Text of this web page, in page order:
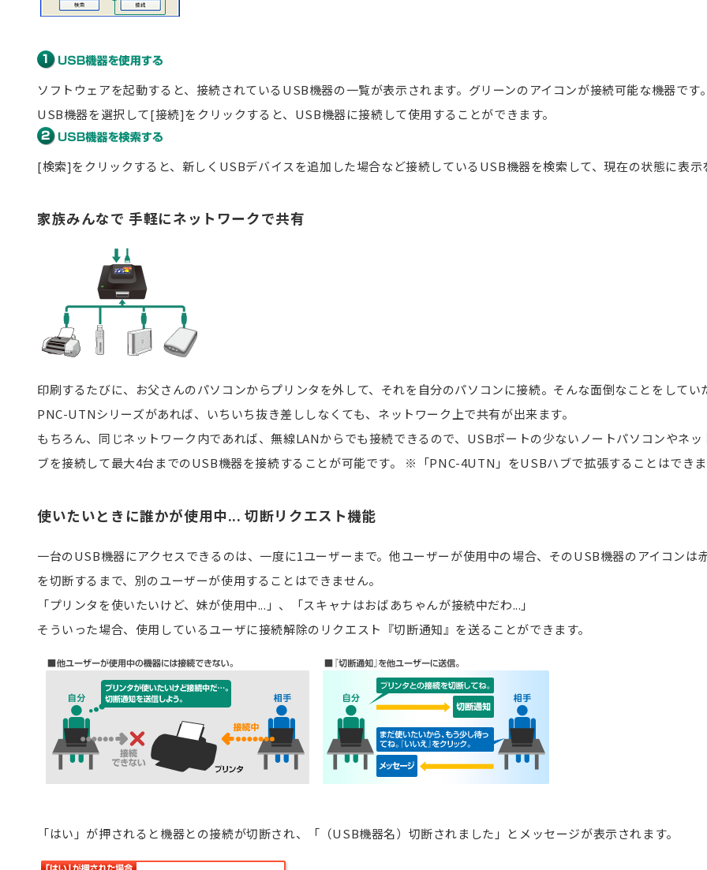
ソフトウェアを起動すると、接続されているUSB機器の一覧が表示されます。グリーンのアイコンが接続可能な機器です。
USB機器を選択して[接続]をクリックすると、USB機器に接続して使用することができます。
[検索]をクリックすると、新しくUSBデバイスを追加した場合など接続しているUSB機器を検索して、現在の状態に表示
家族みんなで 手軽にネットワークで共有
印刷するたびに、お父さんのパソコンからプリンタを外して、それを自分のパソコンに接続。そんな面倒なことをしてい
PNC-UTNシリーズがあれば、いちいち抜き差ししなくても、ネットワーク上で共有が出来ます。
もちろん、同じネットワーク内であれば、無線LANからでも接続できるので、USBポートの少ないノートパソコンやネッ
ブを接続して最大4台までのUSB機器を接続することが可能です。
※「PNC-4UTN」をUSBハブで拡張することはできま
使いたいときに誰かが使用中... 切断リクエスト機能
一台のUSB機器にアクセスできるのは、一度に1ユーザーまで。他ユーザーが使用中の場合、そのUSB機器のアイコン
を切断するまで、別のユーザーが使用することはできません。
「プリンタを使いたいけど、妹が使用中...」、「スキャナはおばあちゃんが接続中だわ...」
そういった場合、使用しているユーザに接続解除のリクエスト『切断通知』を送ることができます。
「はい」が押されると機器との接続が切断され、「（USB機器名）切断されました」とメッセージが表示されます。